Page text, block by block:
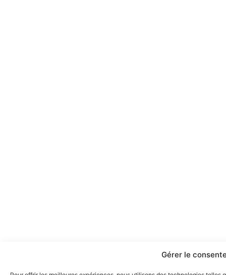
Gérer le